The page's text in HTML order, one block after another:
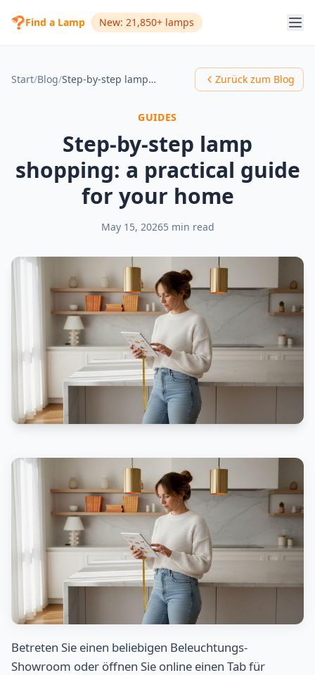
Find a Lamp New: 21,850+ lamps
Start/Blog/ Step-by-step lamp shopping: a practical guide for your home Zurück zum Blog
GUIDES
Step-by-step lamp
shopping: a practical guide
for your home
May 15, 20265 min read
Betreten Sie einen beliebigen Beleuchtungs-
Showroom oder öffnen Sie online einen Tab für